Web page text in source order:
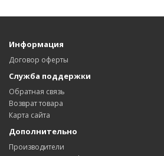
Информация
Договор оферты
Служба поддержки
Обратная связь
Возврат товара
Карта сайта
Дополнительно
Производители